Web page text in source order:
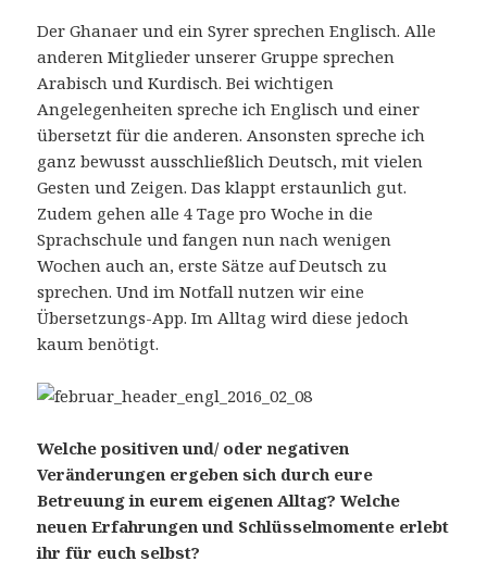
Der Ghanaer und ein Syrer sprechen Englisch. Alle
anderen Mitglieder unserer Gruppe sprechen
Arabisch und Kurdisch. Bei wichtigen
Angelegenheiten spreche ich Englisch und einer
übersetzt für die anderen. Ansonsten spreche ich
ganz bewusst ausschließlich Deutsch, mit vielen
Gesten und Zeigen. Das klappt erstaunlich gut.
Zudem gehen alle 4 Tage pro Woche in die
Sprachschule und fangen nun nach wenigen
Wochen auch an, erste Sätze auf Deutsch zu
sprechen. Und im Notfall nutzen wir eine
Übersetzungs-App. Im Alltag wird diese jedoch
kaum benötigt.
Welche positiven und/ oder negativen
Veränderungen ergeben sich durch eure
Betreuung in eurem eigenen Alltag? Welche
neuen Erfahrungen und Schlüsselmomente erlebt
ihrfür euchselbst?